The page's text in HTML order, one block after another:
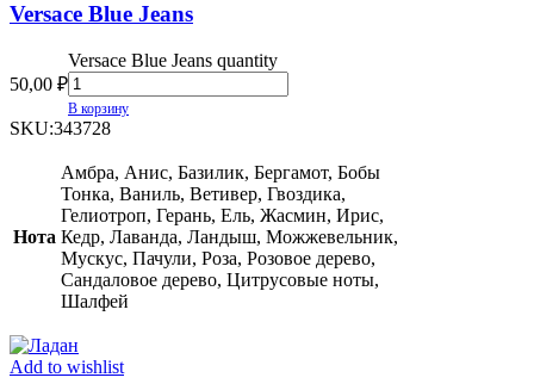
Versace Blue Jeans
50,00 ₽
Versace Blue Jeans quantity
В корзину
SKU:343728
Нота
Амбра, Анис, Базилик, Бергамот, Бобы
Тонка, Ваниль, Ветивер, Гвоздика,
Гелиотроп, Герань, Ель, Жасмин, Ирис,
Кедр, Лаванда, Ландыш, Можжевельник,
Мускус, Пачули, Роза, Розовое дерево,
Сандаловое дерево, Цитрусовые ноты,
Шалфей
Add to wishlist